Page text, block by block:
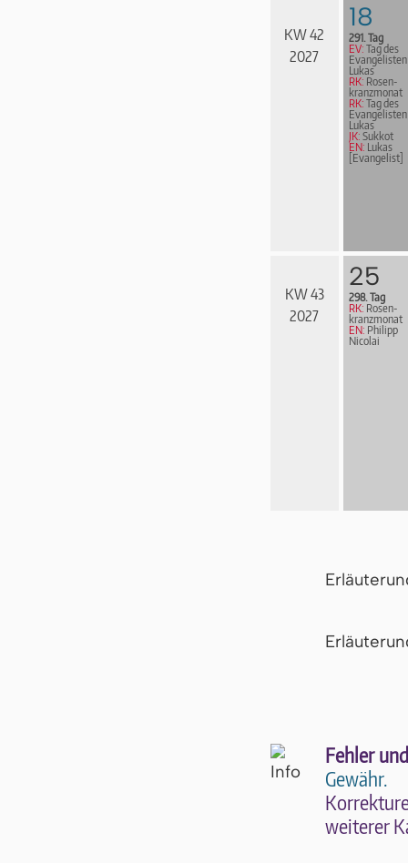
KW 42
2027
18
291. Tag
EV: Tag des
Evangelisten
Lukas
RK: Rosen­
kranz­mo­nat
RK: Tag des
Evangelisten
Lukas
JK: Sukkot
EN: Lukas
[Evangelist]
KW 43
2027
25
298. Tag
RK: Rosen­
kranz­mo­nat
EN: Philipp
Nicolai
Fehler
Gewähr.
wei­te­rer